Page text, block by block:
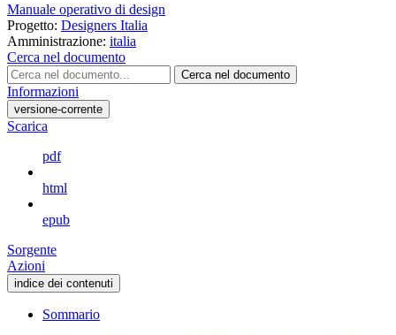
Manuale operativo di design
Progetto: Designers Italia
Amministrazione: italia
Cerca nel documento
Cerca nel documento
Informazioni
versione-corrente
Scarica
pdf
html
epub
Sorgente
Azioni
indice dei contenuti
Sommario